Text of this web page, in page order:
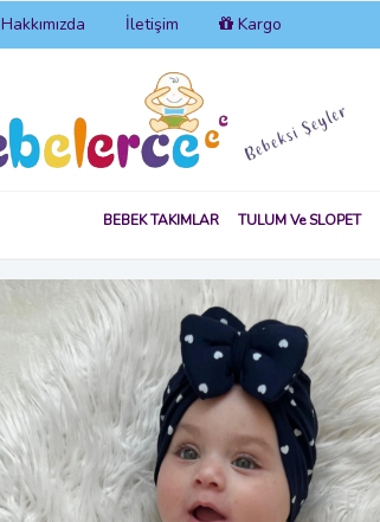
Hakkımızda İletişim Kargo
BEBEK TAKIMLAR TULUM Ve SLOPET